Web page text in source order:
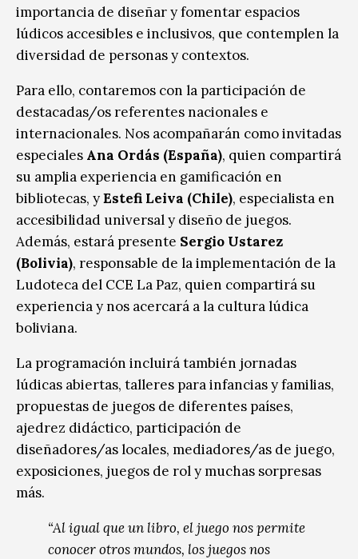
importancia de diseñar y fomentar espacios
lúdicos accesibles e inclusivos, que contemplen la
diversidad de personas y contextos.
Para ello, contaremos con la participación de
destacadas/os referentes nacionales e
internacionales. Nos acompañarán como invitadas
especiales Ana Ordás (España), quien compartirá
su amplia experiencia en gamificación en
bibliotecas, yEstefi Leiva (Chile), especialista en
accesibilidad universal y diseño de juegos.
Además, estará presente Sergio Ustarez
(Bolivia), responsable de la implementación de la
Ludoteca del CCE La Paz, quien compartirá su
experiencia y nos acercará a la cultura lúdica
boliviana.
La programación incluirá también jornadas
lúdicas abiertas, talleres para infancias y familias,
propuestas de juegos de diferentes países,
ajedrez didáctico, participación de
diseñadores/as locales, mediadores/as de juego,
exposiciones, juegos de rol y muchas sorpresas
más.
“Al igual que un libro, el juego nos permite
conocer otros mundos, los juegos nos